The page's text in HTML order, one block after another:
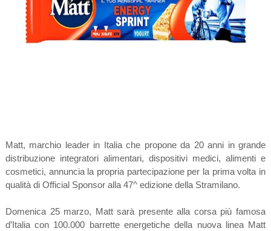
Matt, marchio leader in Italia che propone da 20 anni in grande
distribuzione integratori alimentari, dispositivi medici, alimenti e
cosmetici, annuncia la propria partecipazione per la prima volta in
qualità di Official Sponsor alla 47^ edizione della Stramilano.
Domenica 25 marzo, Matt sarà presente alla corsa più famosa
d’Italia con 100.000 barrette energetiche della nuova linea Matt